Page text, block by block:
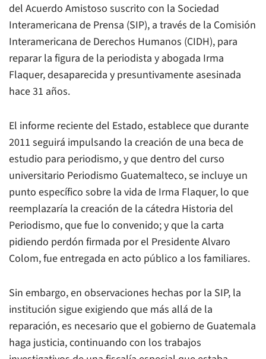
del Acuerdo Amistoso suscrito con la Sociedad
Interamericana de Prensa (SIP), a través de la Comisión
Interamericana de Derechos Humanos (CIDH), para
reparar la figura de la periodista y abogada Irma
Flaquer, desaparecida y presuntivamente asesinada
hace 31 años.
El informe reciente del Estado, establece que durante
2011 seguirá impulsando la creación de una beca de
estudio para periodismo, y que dentro del curso
universitario Periodismo Guatemalteco, se incluye un
punto específico sobre la vida de Irma Flaquer, lo que
reemplazaría la creación de la cátedra Historia del
Periodismo, que fue lo convenido; y que la carta
pidiendo perdón firmada por el Presidente Alvaro
Colom, fue entregada en acto público a los familiares.
Sin embargo, en observaciones hechas por la SIP, la
institución sigue exigiendo que más allá de la
reparación, es necesario que el gobierno de Guatemala
haga justicia, continuando con los trabajos